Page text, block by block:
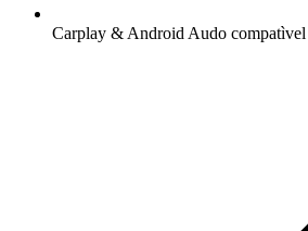
Carplay & Android Audo compatìvel